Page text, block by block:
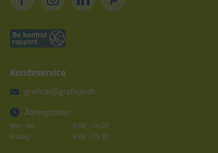
Kundeservice
grafical@grafical.dk
Åbningstider:
Man-tor:
8.00 - 16.00
Fredag:
8.00 - 15.30